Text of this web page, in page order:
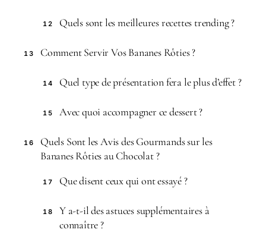
12 Quels sont les meilleures recettes trending ?
13 Comment Servir Vos Bananes Rôties ?
14 Quel type de présentation fera le plus d’effet ?
15 Avec quoi accompagner ce dessert ?
16
Quels Sont les Avis des Gourmands sur les
Bananes Rôties au Chocolat ?
17 Que disent ceux qui ont essayé ?
18
Y a-t-il des astuces supplémentaires à
connaître ?